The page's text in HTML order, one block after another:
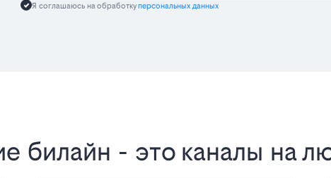
Я соглашаюсь на обработкуперсональных данных
билайн - это каналы на